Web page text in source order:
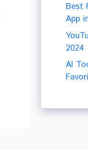
Best
App
2024
AI